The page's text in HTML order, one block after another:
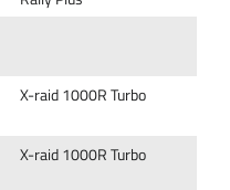
X-raid 1000R Turbo
X-raid 1000R Turbo